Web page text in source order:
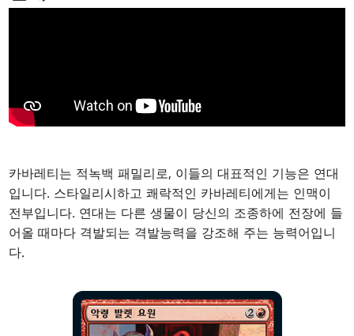
카바레티는 적녹백 패밀리로, 이들의 대표적인 기능은 연대
입니다. 스타일리시하고 쾌락적인 카바레티에게는 인맥이
전부입니다. 연대는 다른 생물이 당신의 조종하에 전장에 들
어올 때마다 격발되는 격발능력을 강조해 주는 능력어입니
다.